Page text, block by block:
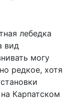
лебедка
вид
могу
редкое, хотя
Карпатском